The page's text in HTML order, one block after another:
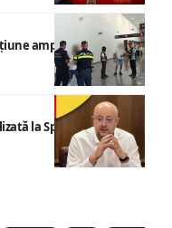
amplă
la Spitalul Mihăești